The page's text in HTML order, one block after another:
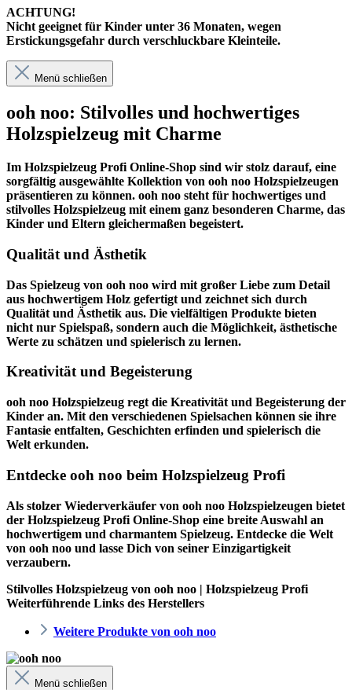
ACHTUNG!
Nicht geeignet für Kinder unter 36 Monaten, wegen
Erstickungsgefahr durch verschluckbare Kleinteile.
Menü schließen
ooh noo: Stilvolles und hochwertiges
Holzspielzeug mit Charme
Im Holzspielzeug Profi Online-Shop sind wir stolz darauf, eine
sorgfältig ausgewählte Kollektion von ooh noo Holzspielzeugen
präsentieren zu können. ooh noo steht für hochwertiges und
stilvolles Holzspielzeug mit einem ganz besonderen Charme, das
Kinder und Eltern gleichermaßen begeistert.
Qualität und Ästhetik
Das Spielzeug von ooh noo wird mit großer Liebe zum Detail
aus hochwertigem Holz gefertigt und zeichnet sich durch
Qualität und Ästhetik aus. Die vielfältigen Produkte bieten
nicht nur Spielspaß, sondern auch die Möglichkeit, ästhetische
Werte zu schätzen und spielerisch zu lernen.
Kreativität und Begeisterung
ooh noo Holzspielzeug regt die Kreativität und Begeisterung der
Kinder an. Mit den verschiedenen Spielsachen können sie ihre
Fantasie entfalten, Geschichten erfinden und spielerisch die
Welt erkunden.
Entdecke ooh noo beim Holzspielzeug Profi
Als stolzer Wiederverkäufer von ooh noo Holzspielzeugen bietet
der Holzspielzeug Profi Online-Shop eine breite Auswahl an
hochwertigem und charmantem Spielzeug. Entdecke die Welt
von ooh noo und lasse Dich von seiner Einzigartigkeit
verzaubern.
Stilvolles Holzspielzeug von ooh noo | Holzspielzeug Profi
Weiterführende Links des Herstellers
Weitere Produkte von ooh noo
Menü schließen